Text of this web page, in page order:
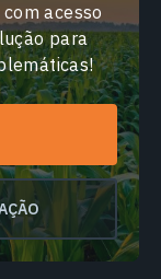
acesso
para